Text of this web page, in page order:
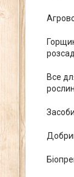
Все
рослин